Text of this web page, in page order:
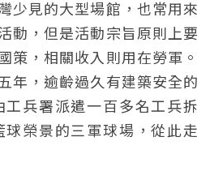
少見的大型場館，也常用來
動，但是活動宗旨原則上要
策，相關收入則用在勞軍。
年，逾齡過久有建築安全的
兵署派遣一百多名工兵拆
榮景的三軍球場，從此走